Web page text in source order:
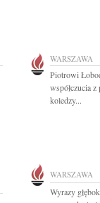
WARSZAWA
Piotrowi
współczucia
koledzy...
WARSZAWA
Wyrazy